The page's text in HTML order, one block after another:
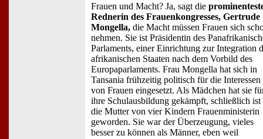
Frauen und Macht? Ja, sagt die
Rednerin des Frauenkongresses, Gertrude
Mongella, die Macht müssen Frauen sich
nehmen. Sie ist Präsidentin des
Parlaments, einer Einrichtung zur Integration
afrikanischen Staaten nach dem Vorbild des
Europaparlaments. Frau Mongella hat sich in
Tansania frühzeitig politisch für die Interessen
von Frauen eingesetzt. Als Mädchen hat sie
ihre Schulausbildung gekämpft, schließlich ist
die Mutter von vier Kindern Frauenministerin
geworden. Sie war der Überzeugung, vieles
besser zu können als Männer, eben weil